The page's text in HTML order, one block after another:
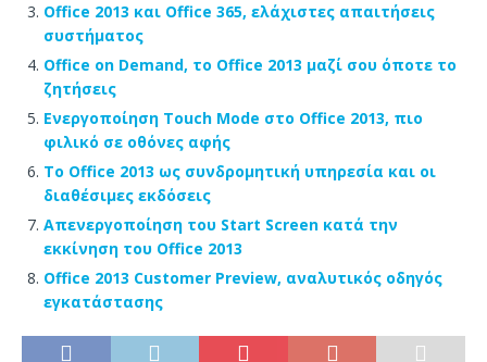
Office 2013 και Office 365, ελάχιστες απαιτήσεις
συστήματος
Office on Demand, το Office 2013 μαζί σου όποτε το
ζητήσεις
Ενεργοποίηση Touch Mode στο Office 2013, πιο
φιλικό σε οθόνες αφής
Το Office 2013 ως συνδρομητική υπηρεσία και οι
διαθέσιμες εκδόσεις
Απενεργοποίηση του Start Screen κατά την
εκκίνηση του Office 2013
Office 2013 Customer Preview, αναλυτικός οδηγός
εγκατάστασης